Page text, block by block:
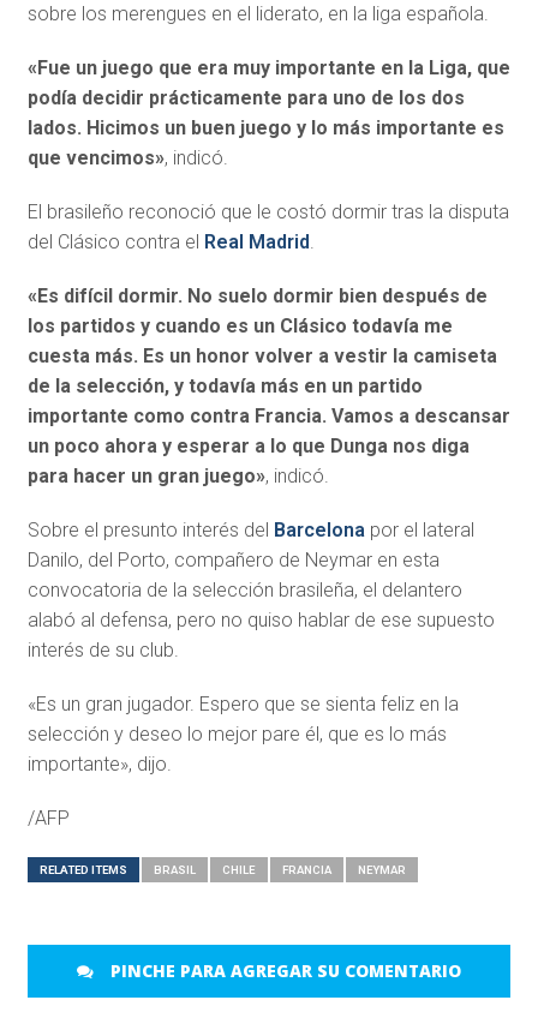
sobre los merengues en el liderato, en la liga española.
«Fue un juego que era muy importante en la Liga, que
podía decidir prácticamente para uno de los dos
lados. Hicimos un buen juego y lo más importante es
que vencimos», indicó.
El brasileño reconoció que le costó dormir tras la disputa
del Clásico contra el Real Madrid
«Es difícil dormir. No suelo dormir bien después de
los partidos y cuando es un Clásico todavía me
cuesta más. Es un honor volver a vestir la camiseta
de la selección, y todavía más en un partido
importante como contra Francia. Vamos a descansar
un poco ahora y esperar a lo que Dunga nos diga
para hacer un gran juego», indicó.
Sobre el presunto interés del Barcelona por el lateral
Danilo, del Porto, compañero de Neymar en esta
convocatoria de la selección brasileña, el delantero
alabó al defensa, pero no quiso hablar de ese supuesto
interés de su club.
«Es un gran jugador. Espero que se sienta feliz en la
selección y deseo lo mejor pare él, que es lo más
importante», dijo.
/AFP
RELATED ITEMS BRASIL CHILE FRANCIA NEYMAR
PINCHE PARA AGREGAR SU COMENTARIO